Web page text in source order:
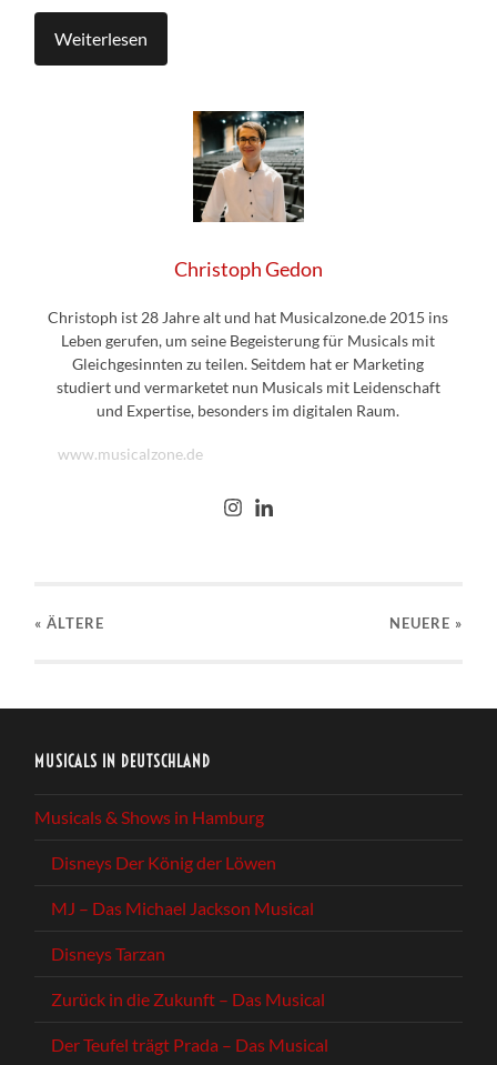
Weiterlesen
Christoph Gedon
Christoph ist 28 Jahre alt und hat Musicalzone.de 2015 ins
Leben gerufen, um seine Begeisterung für Musicals mit
Gleichgesinnten zu teilen. Seitdem hat er Marketing
studiert und vermarketet nun Musicals mit Leidenschaft
und Expertise, besonders im digitalen Raum.
www.musicalzone.de
« ÄLTERE NEUERE »
MUSICALS IN DEUTSCHLAND
Musicals & Shows in Hamburg
Disneys Der König der Löwen
MJ – Das Michael Jackson Musical
Disneys Tarzan
Zurück in die Zukunft – Das Musical
Der Teufel trägt Prada – Das Musical